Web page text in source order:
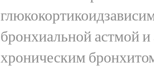
бронхиальной астмой
хроническим